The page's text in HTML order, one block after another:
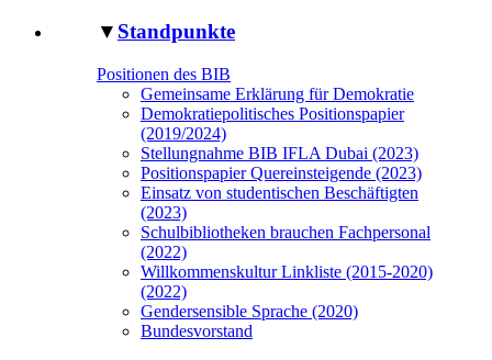
▼ Standpunkte
Positionen des BIB
Gemeinsame Erklärung für Demokratie
Demokratiepolitisches Positionspapier
(2019/2024)
Stellungnahme BIB IFLA Dubai (2023)
Positionspapier Quereinsteigende (2023)
Einsatz von studentischen Beschäftigten
(2023)
Schulbibliotheken brauchen Fachpersonal
(2022)
Willkommenskultur Linkliste (2015-2020)
(2022)
Gendersensible Sprache (2020)
Bundesvorstand